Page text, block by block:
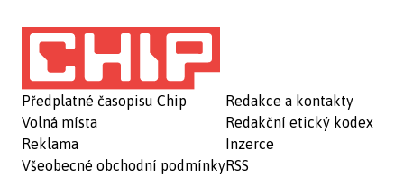
Předplatné časopisu Chip
Volná místa
Reklama
Všeobecné obchodní podmínky
Redakce a kontakty
Redakční etický kodex
Inzerce
RSS